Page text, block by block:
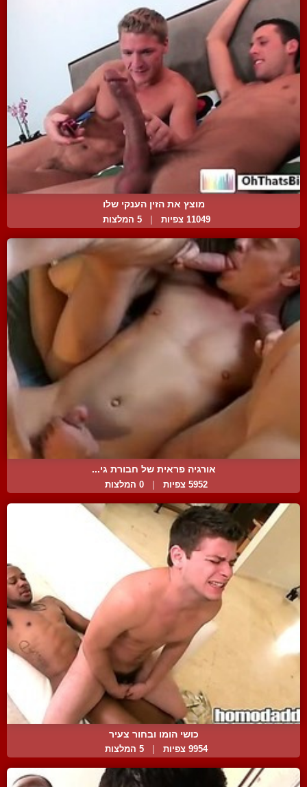
מוצץ את הזין הענקי שלו
11049 צפיות 5 המלצות
אורגיה פראית של חבורת גי...
5952 צפיות | 0 המלצות
כושי הומו ובחור צעיר
9954 צפיות 5 המלצות